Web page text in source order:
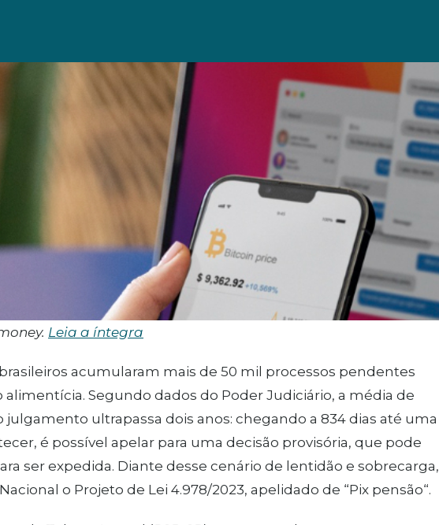
Leia a íntegra
acumularam mais de 50 mil processos pendentes
alimentícia. Segundo dados do Poder Judiciário, a média de
ultrapassa dois anos: chegando a 834 dias até uma
é possível apelar para uma decisão provisória, que pode
ser expedida. Diante desse cenário de lentidão e sobrecarga,
o Projeto de Lei 4.978/2023, apelidado de “Pix pensão“.